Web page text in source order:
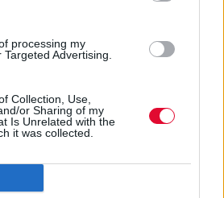
processing my
Advertising.
Collection, Use,
or Sharing of my
Is Unrelated with the
it was collected.
Ο Άντονι Χόπκινς
αρνείται να το βάλει κάτω
το 1ο του
συνθέσεις και τίτλο:
και είναι Άντονι...